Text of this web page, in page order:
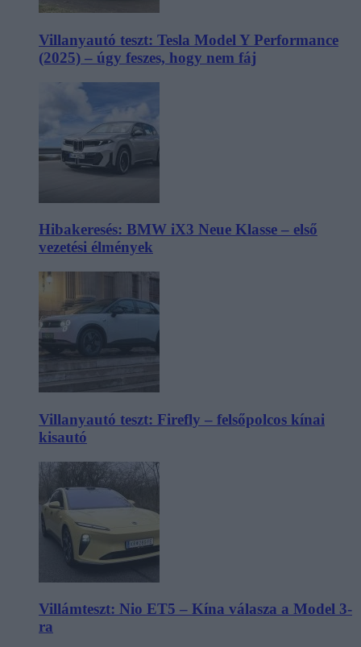
Villanyautó teszt: Tesla Model Y Performance
(2025) – úgy feszes, hogy nem fáj
Hibakeresés: BMW iX3 Neue Klasse – első
vezetési élmények
Villanyautó teszt: Firefly – felsőpolcos kínai
kisautó
Villámteszt: Nio ET5 – Kína válasza a Model 3-
ra